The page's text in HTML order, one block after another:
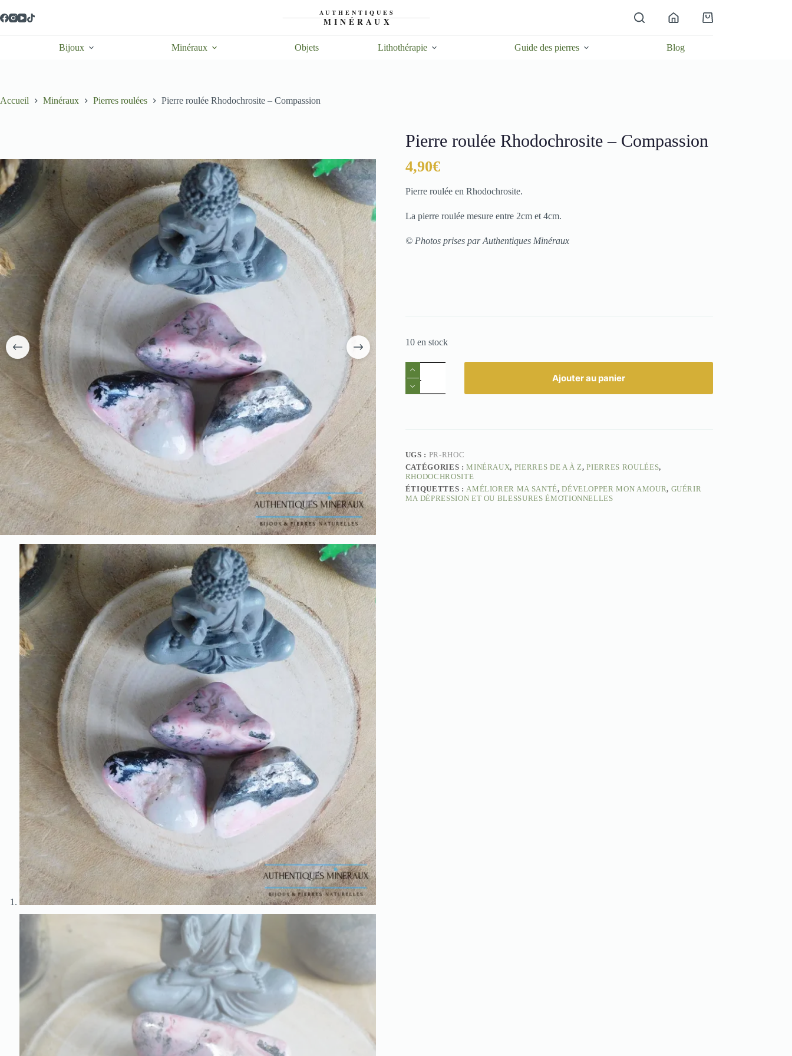
au
contenu
Panier
Bijoux
Minéraux Objets Lithothérapie Guide des pierres Blog
Accueil Minéraux Pierres roulées Pierre roulée Rhodochrosite – Compassion
Pierre roulée Rhodochrosite – Compassion
4,90€
Pierre roulée en Rhodochrosite.
La pierre roulée mesure entre 2cm et 4cm.
© Photos prises par Authentiques Minéraux
10 en stock
quantité
de
Pierre
roulée
Ajouter au panier
UGS : PR-RHOC
CATÉGORIES :MINÉRAUX, PIERRES DE A À Z,PIERRES ROULÉES,
RHODOCHROSITE
ÉTIQUETTES :AMÉLIORER MA SANTÉ,DÉVELOPPER MON AMOUR, GUÉRIR
MA DÉPRESSION ET OU BLESSURES ÉMOTIONNELLES